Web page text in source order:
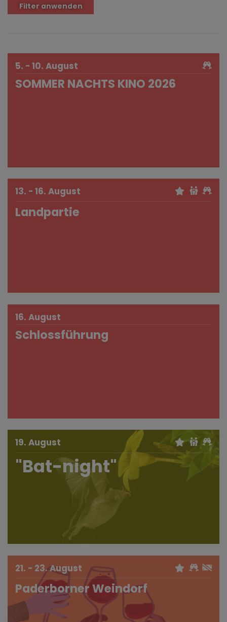
Filter anwenden
5. - 10. August
SOMMER NACHTS KINO 2026
13. - 16. August
Landpartie
16. August
Schlossführung
19. August
"Bat-night"
21. - 23. August
Paderborner Weindorf